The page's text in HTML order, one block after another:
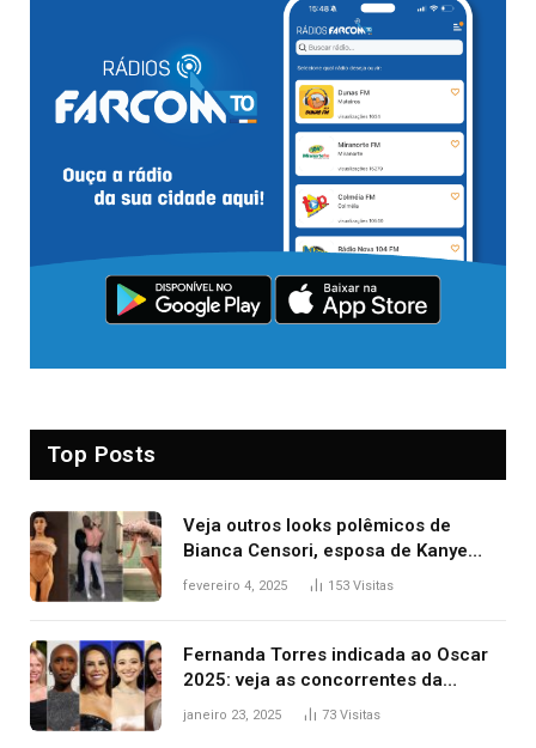
Top Posts
Veja outros looks polêmicos de
Bianca Censori, esposa de Kanye
West que apareceu nua no Grammy
fevereiro 4, 2025 153 Visitas
Fernanda Torres indicada ao Oscar
2025: veja as concorrentes da
brasileira a melhor atriz
janeiro 23, 2025 73 Visitas